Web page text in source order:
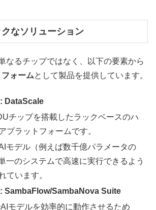
なソリューション
なるチップではなく、以下の要素から
ォームとして製品を提供しています。
DataScale
チップを搭載したラックベースのハ
プラットフォームです。
モデル（例えば数千億パラメータの
一のシステムで高速に実行できるよう
ています。
SambaFlow/SambaNova Suite
モデルを効率的に動作させるため